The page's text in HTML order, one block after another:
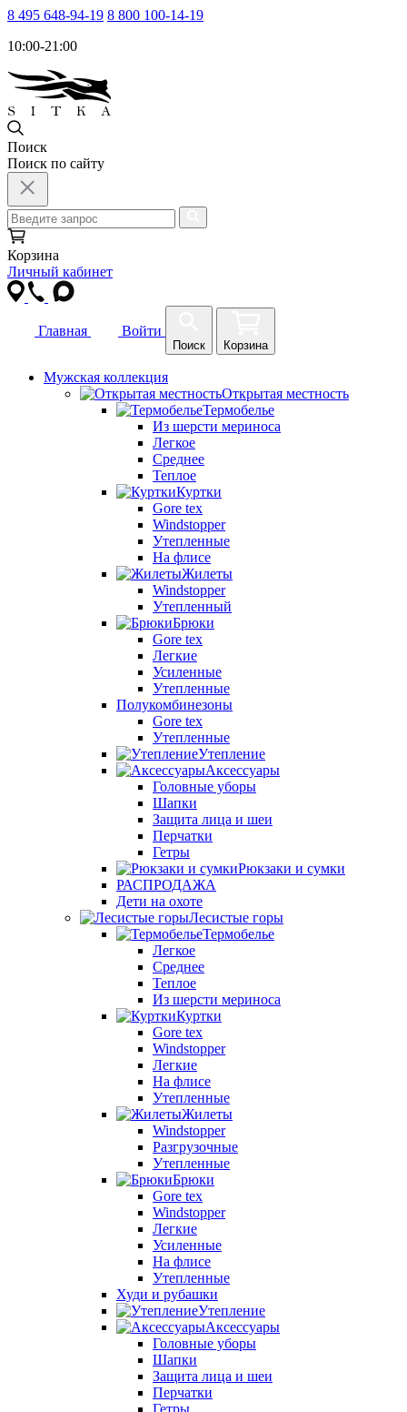
8 495 648-94-19 8 800 100-14-19
10:00-21:00
Поиск
Поиск по сайту
Корзина
Личный кабинет
Главная Войти
Поиск Корзина
Мужская коллекция
Открытая местность
Термобелье
Из шерсти мериноса
Легкое
Среднее
Теплое
Куртки
Gore tex
Windstopper
Утепленные
На флисе
Жилеты
Windstopper
Утепленный
Брюки
Gore tex
Легкие
Усиленные
Утепленные
Полукомбинезоны
Gore tex
Утепленные
Утепление
Аксессуары
Головные уборы
Шапки
Защита лица и шеи
Перчатки
Гетры
Рюкзаки и сумки
РАСПРОДАЖА
Дети на охоте
Лесистые горы
Термобелье
Легкое
Среднее
Теплое
Из шерсти мериноса
Куртки
Gore tex
Windstopper
Легкие
На флисе
Утепленные
Жилеты
Windstopper
Разгрузочные
Утепленные
Брюки
Gore tex
Windstopper
Легкие
Усиленные
На флисе
Утепленные
Худи и рубашки
Утепление
Аксессуары
Головные уборы
Шапки
Защита лица и шеи
Перчатки
Гетры